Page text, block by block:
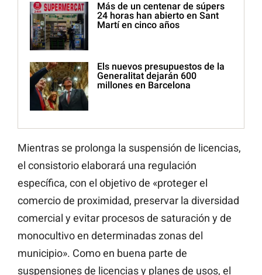
Más de un centenar de súpers
24 horas han abierto en Sant
Martí en cinco años
Els nuevos presupuestos de la
Generalitat dejarán 600
millones en Barcelona
Mientras se prolonga la suspensión de licencias,
el consistorio elaborará una regulación
específica, con el objetivo de «proteger el
comercio de proximidad, preservar la diversidad
comercial y evitar procesos de saturación y de
monocultivo en determinadas zonas del
municipio». Como en buena parte de
suspensiones de licencias y planes de usos, el